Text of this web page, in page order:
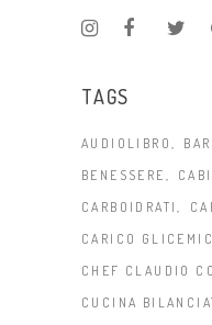
TAGS
AUDIOLIBRO
BENESSERE
CARBOIDRATI
CARICO
CHEF CLAUDIO
CUCINA